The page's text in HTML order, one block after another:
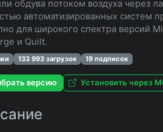
обдува потоком воздуха через
автоматизированных систем
для широкого спектра версий
и Quilt.
133 993 загрузок 19 подписок
версию Установить через